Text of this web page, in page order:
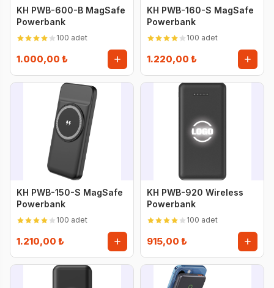
KH PWB-600-B MagSafe
Powerbank
100 adet
1.000,00 ₺
KH PWB-160-S MagSafe
Powerbank
100 adet
1.220,00 ₺
KH PWB-150-S MagSafe
Powerbank
100 adet
1.210,00 ₺
KH PWB-920 Wireless
Powerbank
100 adet
915,00 ₺